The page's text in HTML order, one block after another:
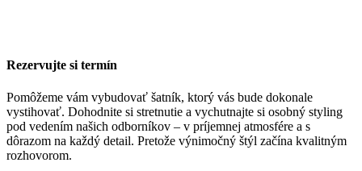
Rezervujte si termín
Pomôžeme vám vybudovať šatník, ktorý vás bude dokonale
vystihovať. Dohodnite si stretnutie a vychutnajte si osobný styling
pod vedením našich odborníkov – v príjemnej atmosfére a s
dôrazom na každý detail. Pretože výnimočný štýl začína kvalitným
rozhovorom.